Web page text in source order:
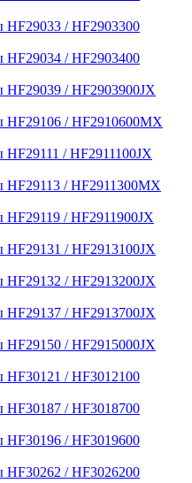
HF29033 / HF2903300
HF29034 / HF2903400
HF29039 / HF2903900JX
HF29106 / HF2910600MX
HF29111 / HF2911100JX
HF29113 / HF2911300MX
HF29119 / HF2911900JX
HF29131 / HF2913100JX
HF29132 / HF2913200JX
HF29137 / HF2913700JX
HF29150 / HF2915000JX
HF30121 / HF3012100
HF30187 / HF3018700
HF30196 / HF3019600
HF30262 / HF3026200